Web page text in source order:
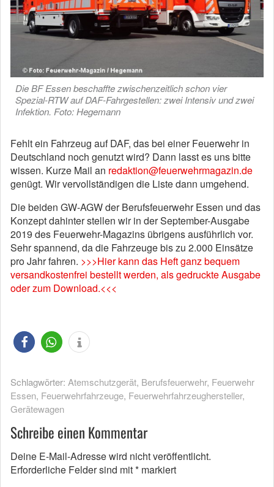
Die BF Essen beschaffte zwischenzeitlich schon vier
Spezial-RTW auf DAF-Fahrgestellen: zwei Intensiv und zwei
Infektion. Foto: Hegemann
Fehlt ein Fahrzeug auf DAF, das bei einer Feuerwehr in
Deutschland noch genutzt wird? Dann lasst es uns bitte
wissen. Kurze Mail an redaktion@feuerwehrmagazin.de
genügt. Wir vervollständigen die Liste dann umgehend.
Die beiden GW-AGW der Berufsfeuerwehr Essen und das
Konzept dahinter stellen wir in der September-Ausgabe
2019 des Feuerwehr-Magazins übrigens ausführlich vor.
Sehr spannend, da die Fahrzeuge bis zu 2.000 Einsätze
pro Jahr fahren. >>>Hier kann das Heft ganz bequem
versandkostenfrei bestellt werden, als gedruckte Ausgabe
oder zum Download.<<<
Schlagwörter: Atemschutzgerät, Berufsfeuerwehr, Feuerwehr
Essen, Feuerwehrfahrzeuge, Feuerwehrfahrzeughersteller,
Gerätewagen
Schreibe einen Kommentar
Deine E-Mail-Adresse wird nicht veröffentlicht.
Erforderliche Felder sind mit* markiert